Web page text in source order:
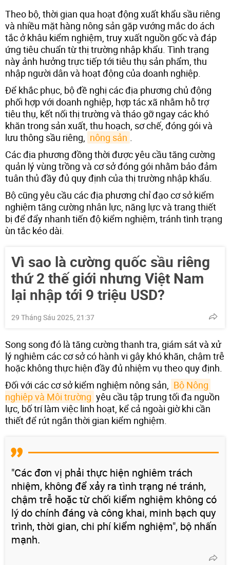
Theo bộ, thời gian qua hoạt động xuất khẩu sầu riêng
và nhiều mặt hàng nông sản gặp vướng mắc do ách
tắc ở khâu kiểm nghiệm, truy xuất nguồn gốc và đáp
ứng tiêu chuẩn từ thị trường nhập khẩu. Tình trạng
này ảnh hưởng trực tiếp tới tiêu thụ sản phẩm, thu
nhập người dân và hoạt động của doanh nghiệp.
Để khắc phục, bộ đề nghị các địa phương chủ động
phối hợp với doanh nghiệp, hợp tác xã nhằm hỗ trợ
tiêu thụ, kết nối thị trường và tháo gỡ ngay các khó
khăn trong sản xuất, thu hoạch, sơ chế, đóng gói và
lưu thông sầu riêng, nông sản .
Các địa phương đồng thời được yêu cầu tăng cường
quản lý vùng trồng và cơ sở đóng gói nhằm bảo đảm
tuân thủ đầy đủ quy định của thị trường nhập khẩu.
Bộ cũng yêu cầu các địa phương chỉ đạo cơ sở kiểm
nghiệm tăng cường nhân lực, năng lực và trang thiết
bị để đẩy nhanh tiến độ kiểm nghiệm, tránh tình trạng
ùn tắc kéo dài.
Vì sao là cường quốc sầu riêng
thứ 2 thế giới nhưng Việt Nam
lại nhập tới 9 triệu USD?
29 Tháng Sáu 2025, 21:37
Song song đó là tăng cường thanh tra, giám sát và xử
lý nghiêm các cơ sở có hành vi gây khó khăn, chậm trễ
hoặc không thực hiện đầy đủ nhiệm vụ theo quy định.
Đối với các cơ sở kiểm nghiệm nông sản, Bộ Nông
nghiệp và Môi trường yêu cầu tập trung tối đa nguồn
lực, bố trí làm việc linh hoạt, kể cả ngoài giờ khi cần
thiết để rút ngắn thời gian kiểm nghiệm.
"Các đơn vị phải thực hiện nghiêm trách
nhiệm, không để xảy ra tình trạng né tránh,
chậm trễ hoặc từ chối kiểm nghiệm không có
lý do chính đáng và công khai, minh bạch quy
trình, thời gian, chi phí kiểm nghiệm", bộ nhấn
mạnh.